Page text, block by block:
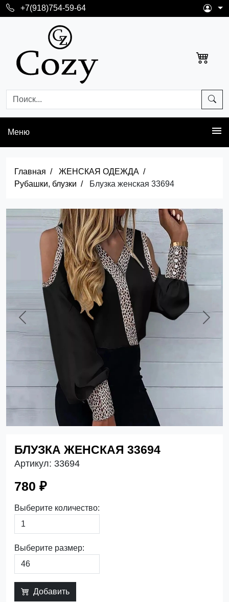
+7(918)754-59-64
Меню
Главная
ЖЕНСКАЯ ОДЕЖДА
Рубашки, блузки
Блузка женская 33694
Previous Next
БЛУЗКА ЖЕНСКАЯ 33694
Артикул: 33694
780 ₽
Выберите количество:
Выберите размер:
Добавить